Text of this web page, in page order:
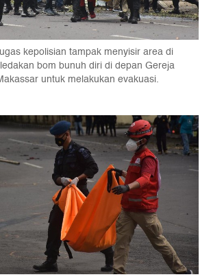
kepolisian tampak menyisir area di
bom bunuh diri di depan Gereja
untuk melakukan evakuasi.